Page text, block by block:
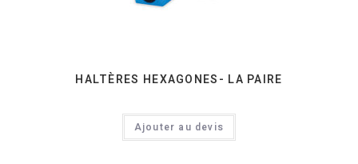
HALTÈRES HEXAGONES- LA PAIRE
Ajouter au devis